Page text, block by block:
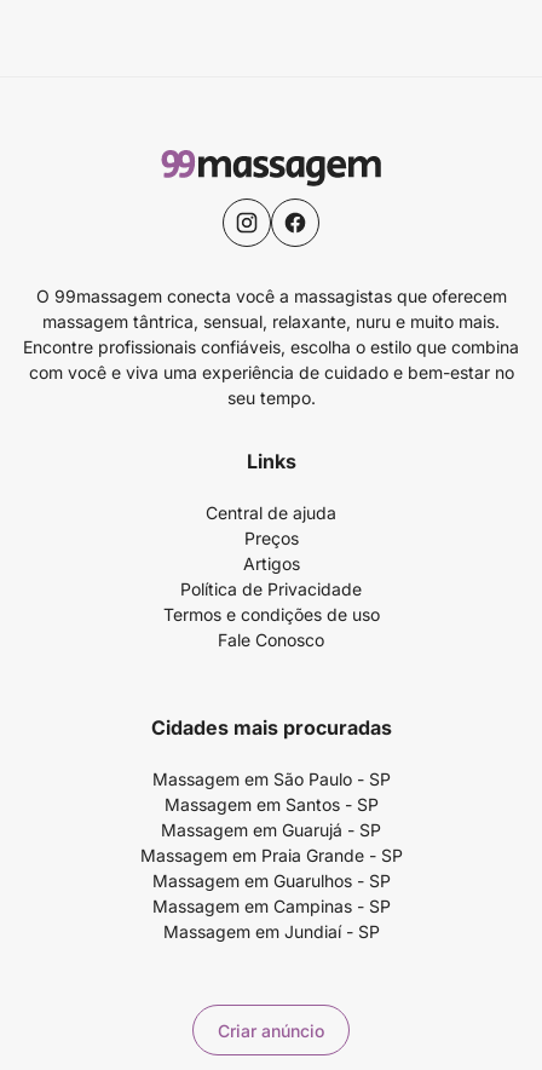
O 99massagem conecta você a massagistas que oferecem
massagem tântrica, sensual, relaxante, nuru e muito mais.
Encontre profissionais confiáveis, escolha o estilo que combina
com você e viva uma experiência de cuidado e bem-estar no
seu tempo.
Links
Central de ajuda
Preços
Artigos
Política de Privacidade
Termos e condições de uso
Fale Conosco
Cidades mais procuradas
Massagem em São Paulo - SP
Massagem em Santos - SP
Massagem em Guarujá - SP
Massagem em Praia Grande - SP
Massagem em Guarulhos - SP
Massagem em Campinas - SP
Massagem em Jundiaí - SP
Criar anúncio